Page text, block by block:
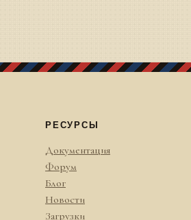
РЕСУРСЫ
Документация
Форум
Блог
Новости
Загрузки